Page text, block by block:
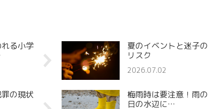
る小学
夏のイベントと迷子の
リスク
2026.07.02
の現状
梅雨時は要注意！雨の
日の水辺に…